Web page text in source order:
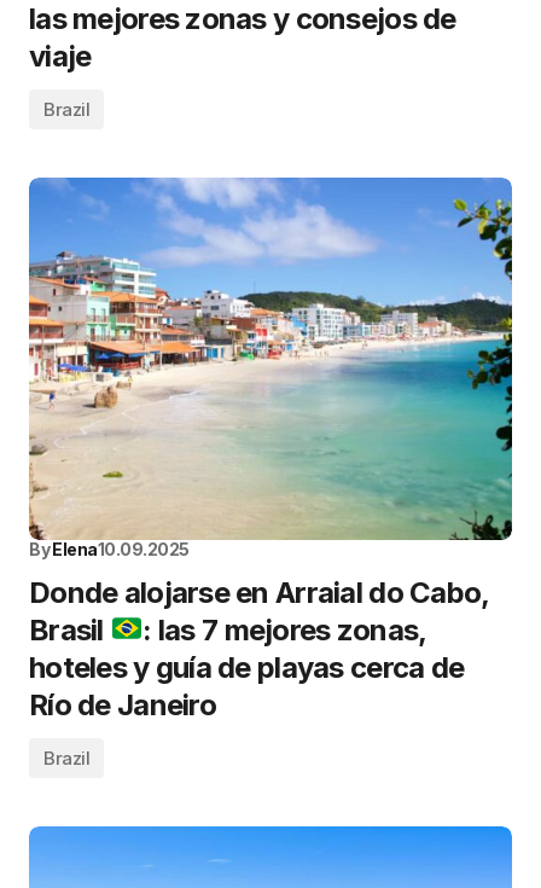
las mejores zonas y consejos de
viaje
Brazil
ByElena10.09.2025
Donde alojarse en Arraial do Cabo,
Brasil
: las 7 mejores zonas,
hoteles y guía de playas cerca de
Río de Janeiro
Brazil